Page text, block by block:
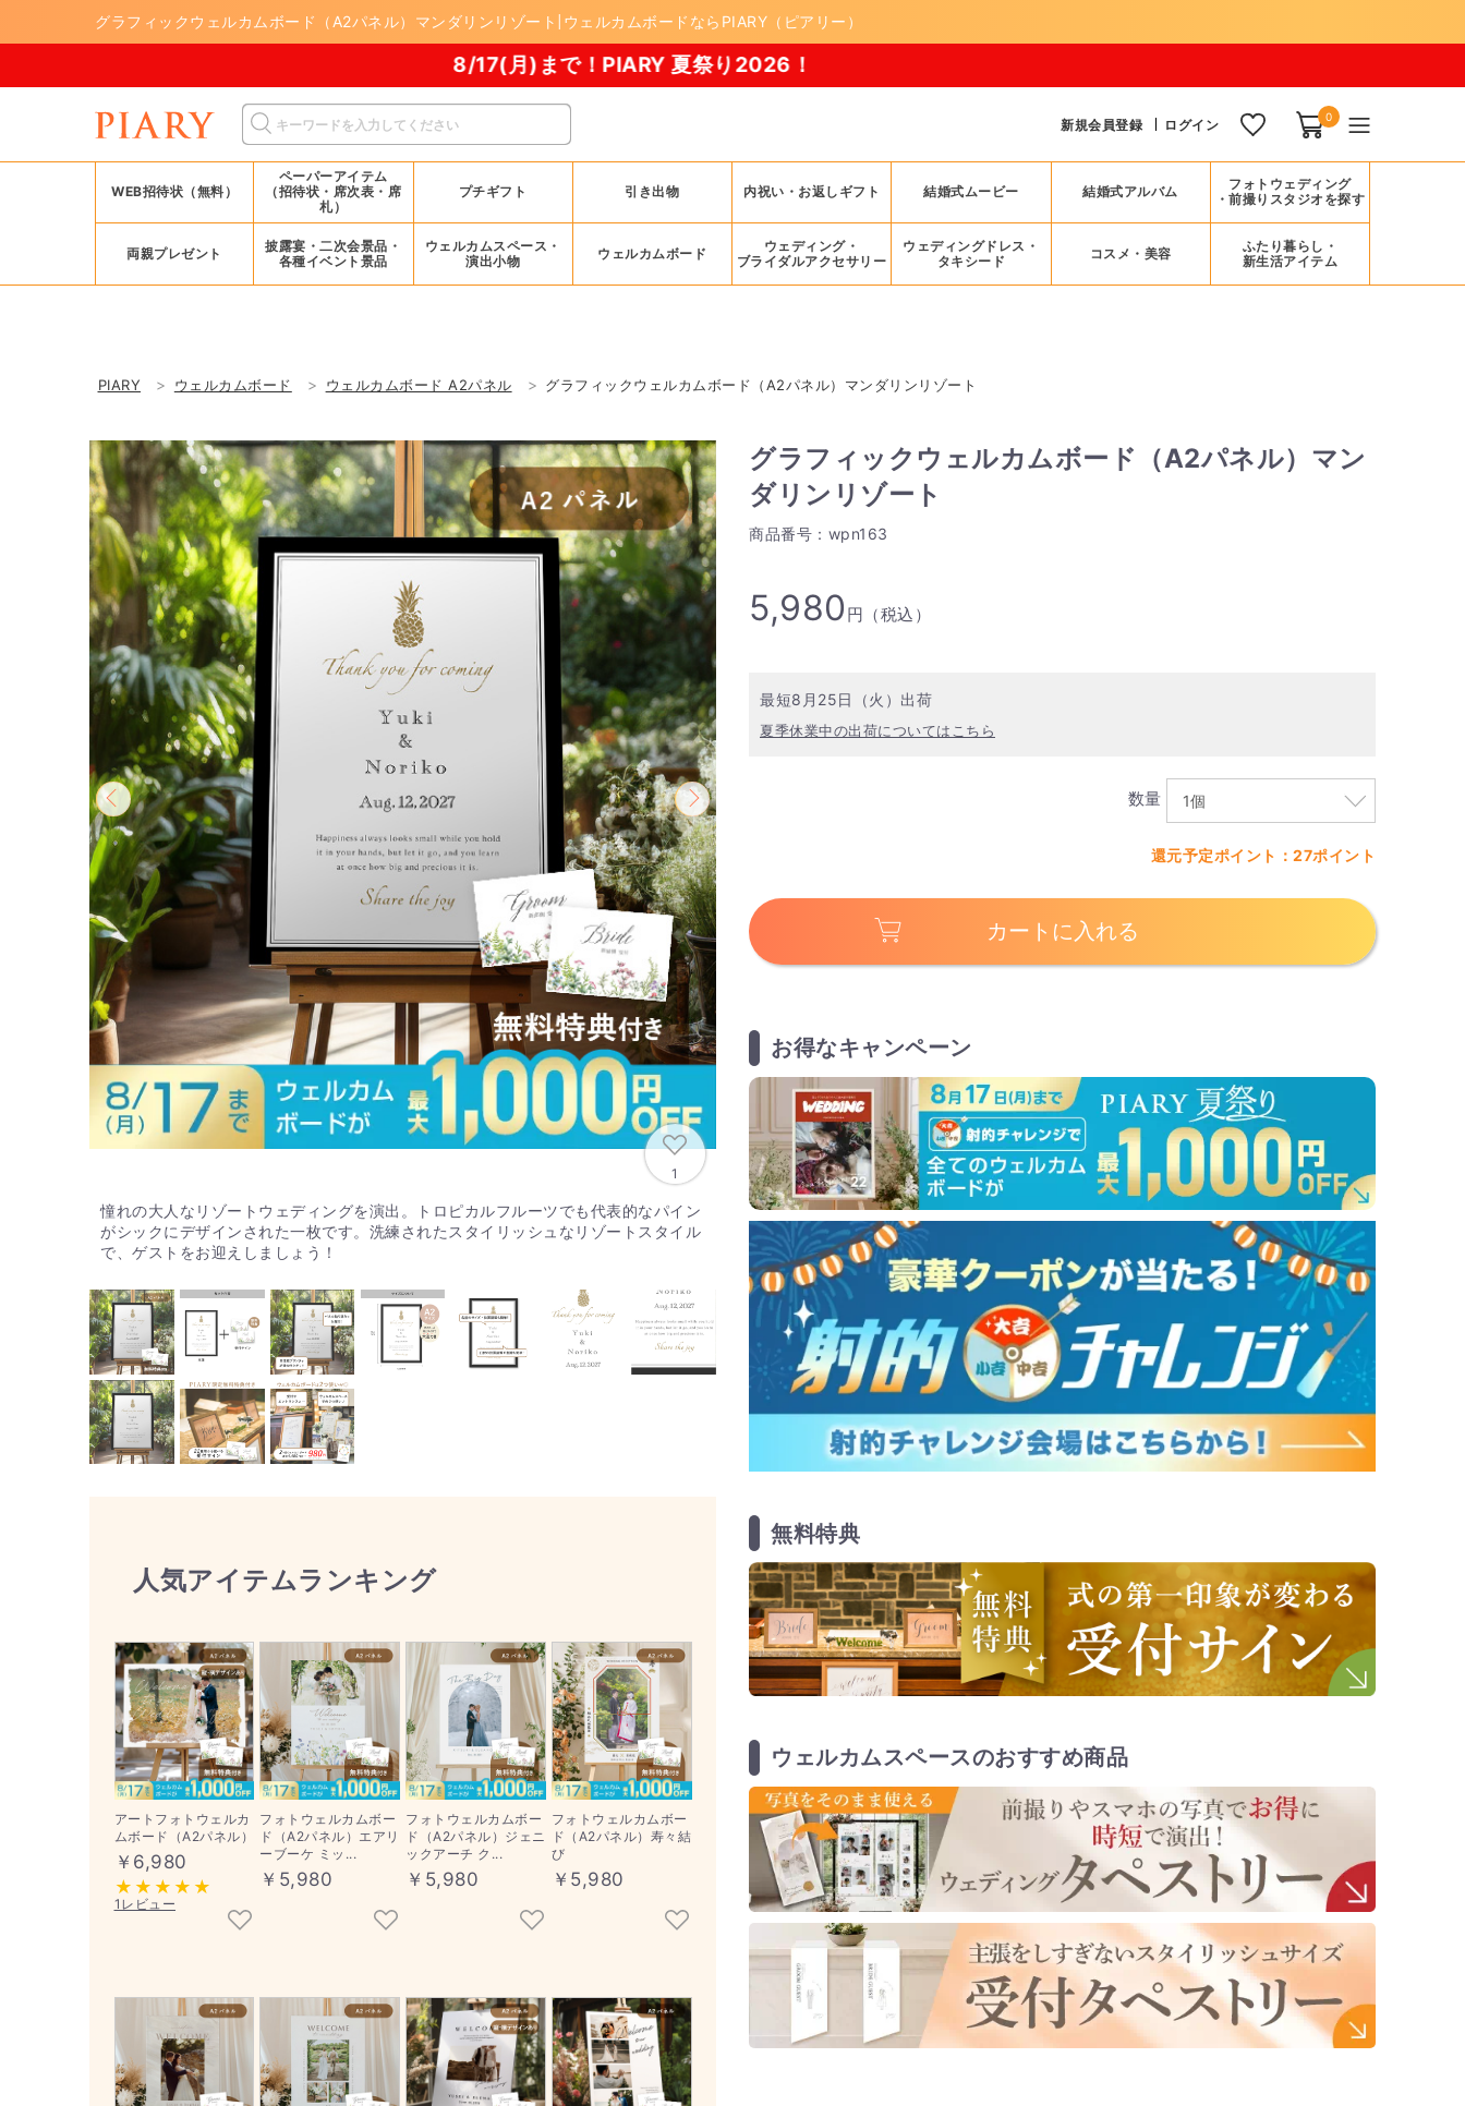
グラフィックウェルカムボード（A2パネル）マンダリンリゾート|ウェルカムボードならPIARY（ピアリー）
8/17(月)まで！PIARY 夏祭り2026！
新規会員登録 ログイン 0
WEB招待状（無料）
ペーパーアイテム
（招待状・席次表・席
札）
プチギフト 引き出物 内祝い・お返しギフト 結婚式ムービー 結婚式アルバム
フォトウェディング
・前撮りスタジオを探す
両親プレゼント
披露宴・二次会景品・
各種イベント景品
ウェルカムスペース・
演出小物
ウェルカムボード
ウェディング・
ブライダルアクセサリー
ウェディングドレス・
タキシード
コスメ・美容
ふたり暮らし・
新生活アイテム
PIARY ウェルカムボード ウェルカムボード A2パネル グラフィックウェルカムボード（A2パネル）マンダリンリゾート
グラフィックウェルカムボード（A2パネル）マン
ダリンリゾート
商品番号：wpn163
5,980 円（税込）
最短8月25日（火）出荷
夏季休業中の出荷についてはこちら
数量
還元予定ポイント：27ポイント
カートに入れる
お得なキャンペーン
無料特典
ウェルカムスペースのおすすめ商品
1
憧れの大人なリゾートウェディングを演出。トロピカルフルーツでも代表的なパイン
がシックにデザインされた一枚です。洗練されたスタイリッシュなリゾートスタイル
で、ゲストをお迎えしましょう！
人気アイテムランキング
アートフォトウェルカ
ムボード（A2パネル）
￥6,980
1レビュー
フォトウェルカムボー
ド（A2パネル）エアリ
ーブーケ ミッ...
￥5,980
フォトウェルカムボー
ド（A2パネル）ジェニ
ックアーチ ク...
￥5,980
フォトウェルカムボー
ド（A2パネル）寿々結
び
￥5,980